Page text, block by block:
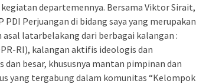
departemennya. Bersama Viktor Sirait,
Perjuangan di bidang saya yang merupakan
latarbelakang dari berbagai kalangan :
RI), kalangan aktifis ideologis dan
besar, khususnya mantan pimpinan dan
yang tergabung dalam komunitas “Kelompok